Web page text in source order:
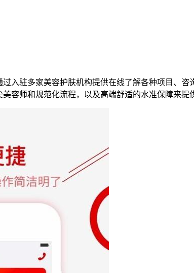
入驻多家美容护肤机构提供在线了解各种项目、
容师和规范化流程，以及高端舒适的水准保障来提